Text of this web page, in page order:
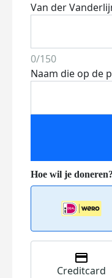
Van der
0/150
Naam die op de
Creditcard